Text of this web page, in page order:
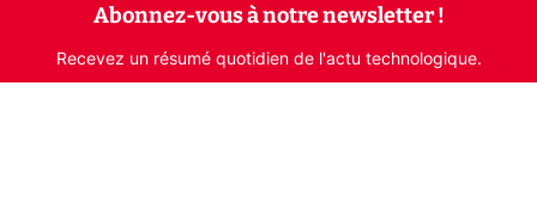
Abonnez-vous à notre newsletter !
Recevez un résumé quotidien de l'actu technologique.